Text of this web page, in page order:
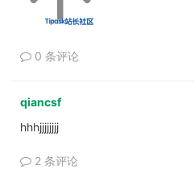
0 条评论
qiancsf
hhhjjjjjjjj
2 条评论